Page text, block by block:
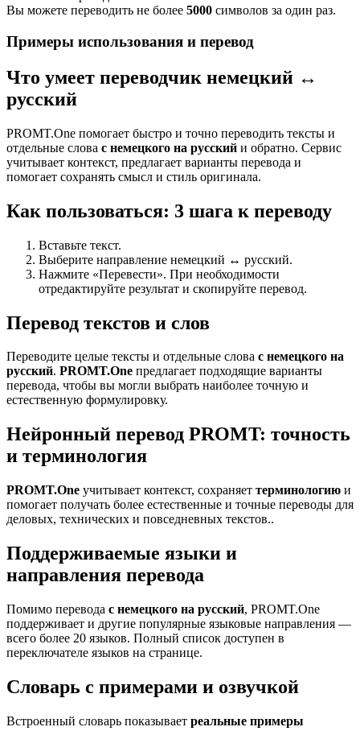
Вы можете переводить не более 5000 символов за один раз.
Примеры использования и перевод
Что умеет переводчик немецкий ↔
русский
PROMT.One помогает быстро и точно переводить тексты и
отдельные слова с немецкого на русский и обратно. Сервис
учитывает контекст, предлагает варианты перевода и
помогает сохранять смысл и стиль оригинала.
Как пользоваться: 3 шага к переводу
Вставьте текст.
Выберите направление немецкий ↔ русский.
Нажмите «Перевести». При необходимости
отредактируйте результат и скопируйте перевод.
Перевод текстов и слов
Переводите целые тексты и отдельные слова с немецкого на
русский. PROMT.One предлагает подходящие варианты
перевода, чтобы вы могли выбрать наиболее точную и
естественную формулировку.
Нейронный перевод PROMT: точность
и терминология
PROMT.One учитывает контекст, сохраняет терминологию и
помогает получать более естественные и точные переводы для
деловых, технических и повседневных текстов..
Поддерживаемые языки и
направления перевода
Помимо перевода с немецкого на русский, PROMT.One
поддерживает и другие популярные языковые направления —
всего более 20 языков. Полный список доступен в
переключателе языков на странице.
Словарь с примерами и озвучкой
Встроенный словарь показывает реальные примеры